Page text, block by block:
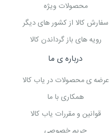
محصولات ویژه
سفارش کالا از کشور های دیگر
رویه های باز گرداندن کالا
درباره ی ما
عرضه ی محصولات در یاب کالا
همکاری با ما
قوانین و مقررات یاب کالا